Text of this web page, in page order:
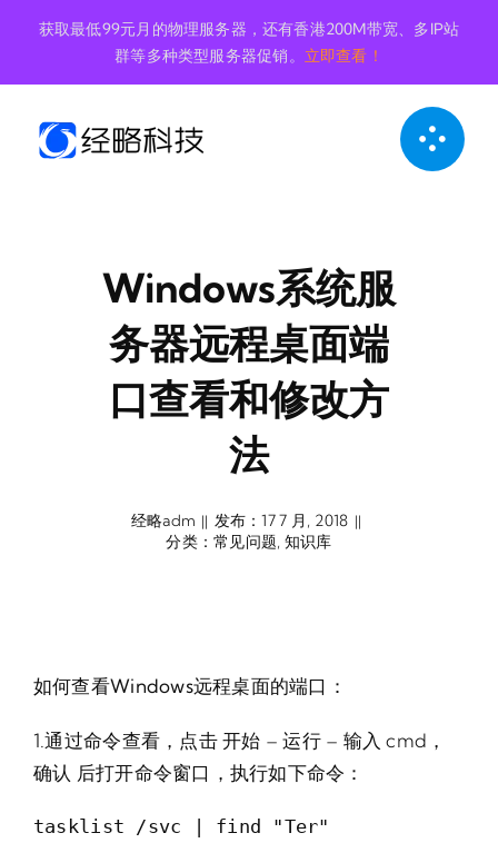
内
获取最低99元月的物理服务器，还有香港200M带宽、多IP站
群等多种类型服务器促销。 立即查看！
Windows系统服
务器远程桌面端
口查看和修改方
法
经略adm || 发布：17 7 月, 2018 ||
分类：常见问题, 知识库
如何查看Windows远程桌面的端口：
1.通过命令查看，点击 开始 – 运行 – 输入 cmd，
确认 后打开命令窗口，执行如下命令：
tasklist /svc | find "Ter"